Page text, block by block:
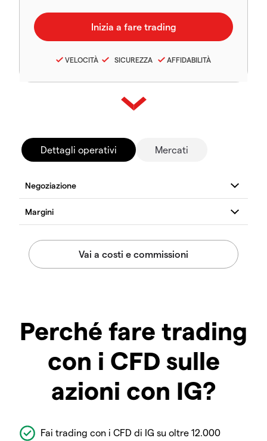
VELOCITÀ SICUREZZA AFFIDABILITÀ
Dettagli operativi Mercati
Perché fare trading
con i CFD sulle
azioni con IG?
Fai trading con i CFD di IG su oltre 12.000